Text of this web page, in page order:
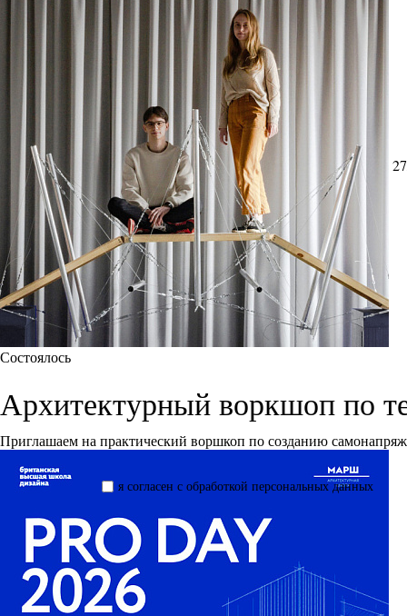
я согласен с обработкой персональных данных
Состоялось
Архитектурный воркшоп по
Приглашаем на практический воршкоп по созданию